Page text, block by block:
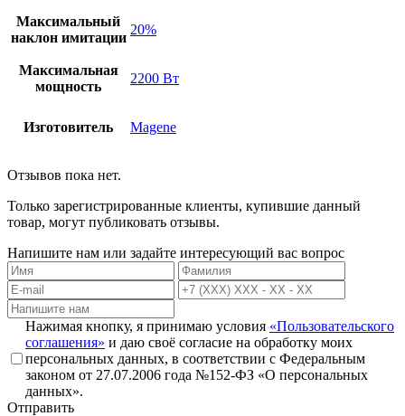
Максимальный
наклон имитации
20%
Максимальная
мощность
2200 Вт
Изготовитель Magene
Отзывов пока нет.
Только зарегистрированные клиенты, купившие данный
товар, могут публиковать отзывы.
Напишите нам или задайте интересующий вас вопрос
Нажимая кнопку, я принимаю условия «Пользовательского
соглашения» и даю своё согласие на обработку моих
персональных данных, в соответствии с Федеральным
законом от 27.07.2006 года №152-ФЗ «О персональных
данных».
Отправить